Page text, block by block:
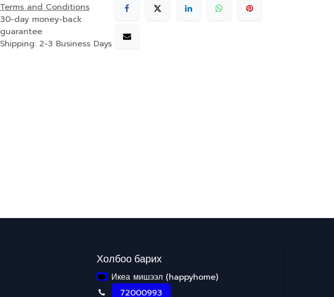
Terms and Conditions
30-day money-back
guarantee
Shipping: 2-3 Business Days
Холбоо барих
Икеа мишээл (happyhome)
72000993